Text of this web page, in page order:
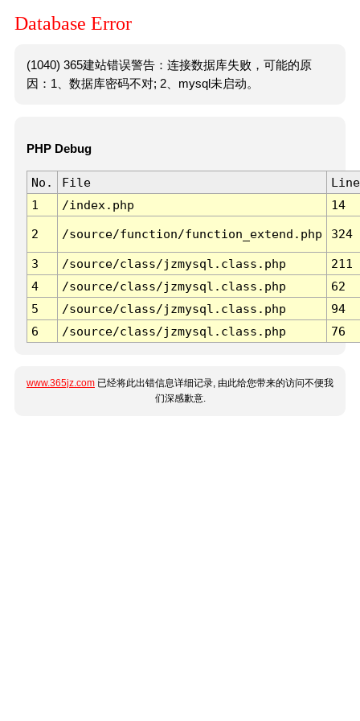
Database Error
(1040) 365建站错误警告：连接数据库失败，可能的原
因：1、数据库密码不对; 2、mysql未启动。
PHP Debug
No. File
Line
1
/index.php 14
2 /source/function/function_extend.php 324
3 /source/class/jzmysql.class.php
211
4
/source/class/jzmysql.class.php
62
5
/source/class/jzmysql.class.php
94
6
/source/class/jzmysql.class.php 76
www.365jz.com 已经将此出错信息详细记录, 由此给您带来的访问不便我
们深感歉意.